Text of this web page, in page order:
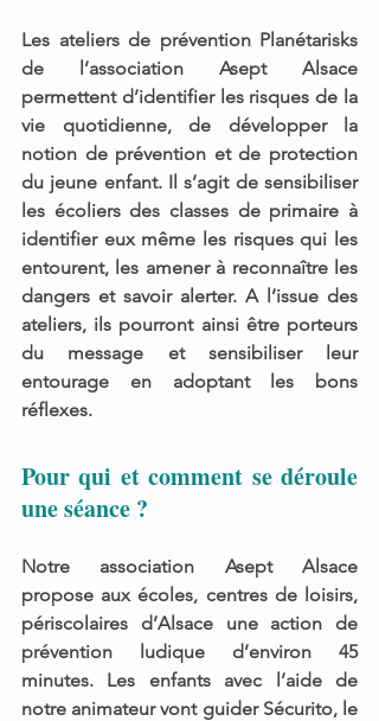
Les ateliers de prévention Planétarisks
de l’association Asept Alsace
permettent d’identifier les risques de la
vie quotidienne, de développer la
notion de prévention et de protection
du jeune enfant. Il s’agit de sensibiliser
les écoliers des classes de primaire à
identifier eux même les risques qui les
entourent, les amener à reconnaître les
dangers et savoir alerter. A l’issue des
ateliers, ils pourront ainsi être porteurs
du message et sensibiliser leur
entourage en adoptant les bons
réflexes.
Pour qui et comment se déroule
une séance ?
Notre association
propose aux écoles, centres de loisirs,
périscolaires d’Alsace une action de
prévention ludique d’environ 45
minutes. Les enfants avec l’aide de
notre animateur vont guider Sécurito, le